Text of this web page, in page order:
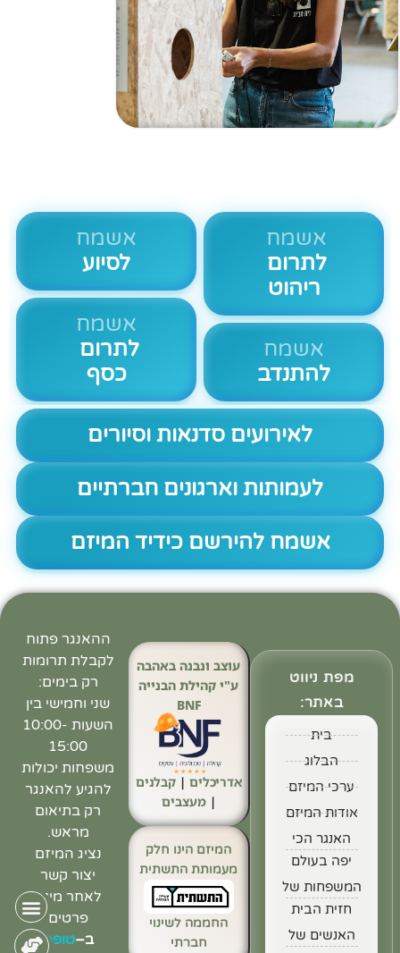
אשמח
לתרום
ריהוט
אשמח
להתנדב
אשמח
לסיוע
אשמח
לתרום
כסף
לאירועים סדנאות וסיורים
לעמותות וארגונים חברתיים
אשמח להירשם כידיד המיזם
מפת ניווט
באתר:
בית
הבלוג
ערכי המיזם
אודות המיזם
האנגר הכי
יפה בעולם
המשפחות של
חזית הבית
האנשים של
ההאנגר פתוח
לקבלת תרומות
רק בימים:
שני וחמישי בין
השעות 10:00-
15:00
משפחות יכולות
להגיע להאנגר
רק בתיאום
מראש.
נציג המיזם
יצור קשר
לאחר מילוי
פרטים
ב–טופס
עוצב ונבנה באהבה
ע"י קהילת הבנייה
BNF
אדריכלים | קבלנים
|מעצבים
המיזם הינו חלק
מעמותת התשתית
החממה לשינוי
חברתי